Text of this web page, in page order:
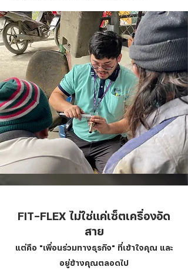
FIT-FLEX ไม่ใช่แค่เซ็ตเครื่องอัด
สาย
แต่คือ "เพื่อนร่วมทางธุรกิจ" ที่เข้าใจคุณ และ
อยู่ข้างคุณตลอดไป